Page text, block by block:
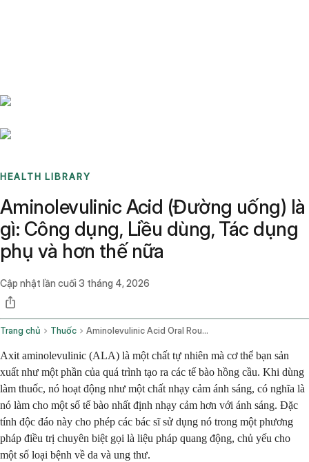
HEALTH LIBRARY
Aminolevulinic Acid (Đường uống) là
gì: Công dụng, Liều dùng, Tác dụng
phụ và hơn thế nữa
Cập nhật lần cuối 3 tháng 4, 2026
Trang chủ Thuốc Aminolevulinic Acid Oral Route
Axit aminolevulinic (ALA) là một chất tự nhiên mà cơ thể bạn sản
xuất như một phần của quá trình tạo ra các tế bào hồng cầu. Khi dùng
làm thuốc, nó hoạt động như một chất nhạy cảm ánh sáng, có nghĩa là
nó làm cho một số tế bào nhất định nhạy cảm hơn với ánh sáng. Đặc
tính độc đáo này cho phép các bác sĩ sử dụng nó trong một phương
pháp điều trị chuyên biệt gọi là liệu pháp quang động, chủ yếu cho
một số loại bệnh về da và ung thư.